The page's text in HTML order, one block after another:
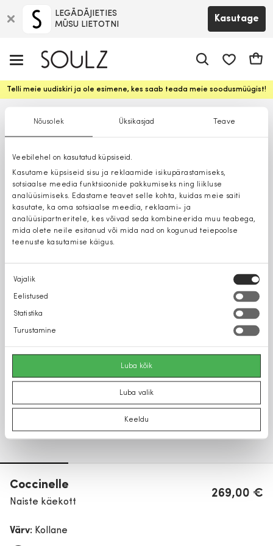
Nõusolek Üksikasjad Teave
Veebilehel on kasutatud küpsiseid.
Kasutame küpsiseid sisu ja reklaamide isikupärastamiseks,
sotsiaalse meedia funktsioonide pakkumiseks ning liikluse
analüüsimiseks. Edastame teavet selle kohta, kuidas meie saiti
kasutate, ka oma sotsiaalse meedia, reklaami- ja
analüüsipartneritele, kes võivad seda kombineerida muu teabega,
mida olete neile esitanud või mida nad on kogunud teiepoolse
teenuste kasutamise käigus.
Nõusoleku
valik
Vajalik
Eelistused
Statistika
Turustamine
Luba kõik
Luba valik
Keeldu
LEGĀDĀJIETIES
MŪSU LIETOTNI
Kasutage
Telli meie uudiskiri ja ole esimene, kes saab teada meie soodusmüügist!
Coccinelle
Naiste käekott
269,00 €
Värv: Kollane